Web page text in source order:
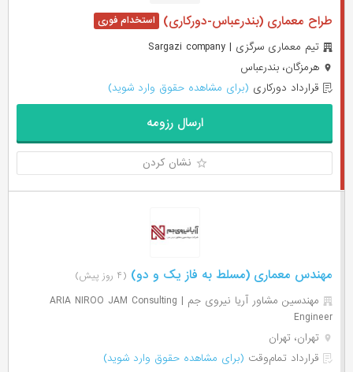
طراح معماری (بندرعباس-دورکاری)
تیم معماری سرگزی | Sargazi company
هرمزگان، بندرعباس
قرارداد دورکاری (برای مشاهده حقوق وارد شوید)
ارسال رزومه
نشان کردن
مهندس معماری (مسلط به فاز یک و دو) (۴ روز پیش)
مهندسین مشاور آریا نیروی جم | ARIA NIROO JAM Consulting
Engineer
تهران، تهران
قرارداد تمام‌وقت (برای مشاهده حقوق وارد شوید)